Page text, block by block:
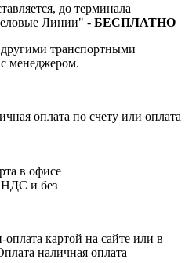
до терминала
Линии" - БЕСПЛАТНО
другими транспортными
менеджером.
оплата по счету или оплата
в офисе
НДС и без
оплата картой на сайте или в
наличная оплата